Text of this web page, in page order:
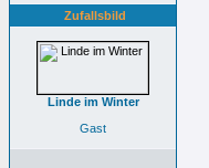
Zufallsbild
Linde im Winter
Gast